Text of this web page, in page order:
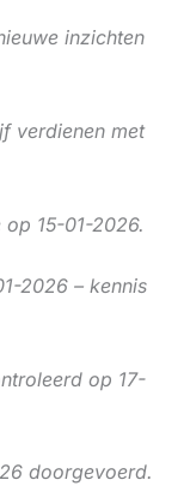
inzichten
verdienen met
15-01-2026.
2026 – kennis
op 17-
doorgevoerd.